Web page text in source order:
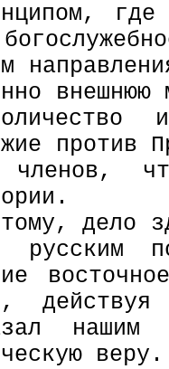
внешнюю
против
дело
русским
действуя
нашим
веру.